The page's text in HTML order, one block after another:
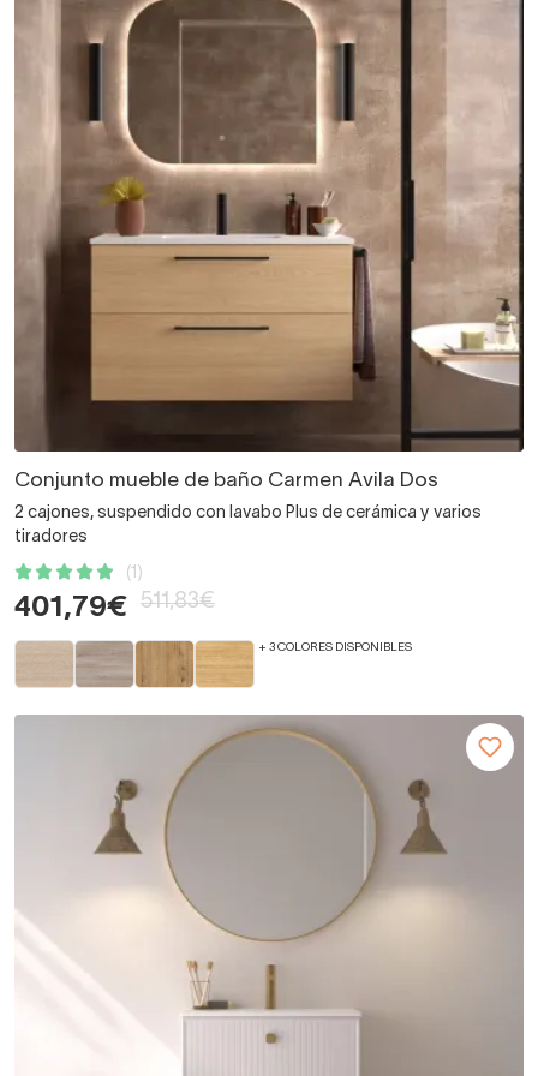
Conjunto mueble de baño Carmen Avila Dos
2 cajones, suspendido con lavabo Plus de cerámica y varios
tiradores
(1)
401,79€ 511,83€
+ 3 COLORES DISPONIBLES